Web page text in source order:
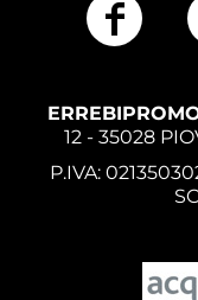
12 - 35028
P.IVA: